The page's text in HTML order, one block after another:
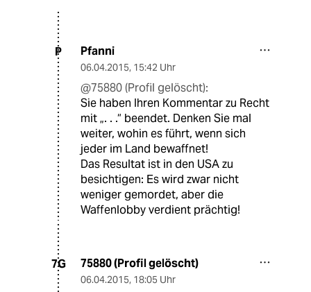
P Pfanni
06.04.2015, 15:42 Uhr
@75880 (Profil gelöscht):
Sie haben Ihren Kommentar zu Recht
mit „. . .“ beendet. Denken Sie mal
weiter, wohin es führt, wenn sich
jeder im Land bewaffnet!
Das Resultat ist in den USA zu
besichtigen: Es wird zwar nicht
weniger gemordet, aber die
Waffenlobby verdient prächtig!
7G 75880 (Profil gelöscht)
06.04.2015, 18:05 Uhr